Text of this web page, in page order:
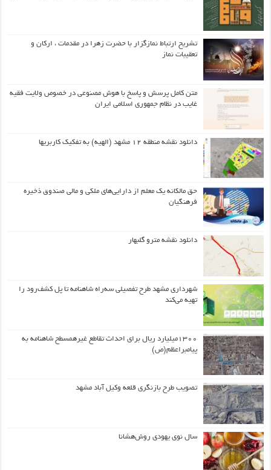
تشریح ارتباط نمازگزار با حضرت زهرا در مقدمات ، ارکان و
تعقیبات نماز
متن کامل پرسش و پاسخ با هوش مصنوعی در خصوص ولایت فقیه
غایب در نظام جمهوری اسلامی ایران
دانلود نقشه منطقه ۱۲ مشهد (الهیه) به تفکیک کاربریها
حق مالکانه یک معلم از دارایی‌های ملکی و مالی صندوق ذخیره
فرهنگیان
دانلود نقشه مترو گلبهار
شهرداری مشهد طرح تفصیلی سه‌راه شاهنامه تا پل کشف‌رود را
تهیه می‌کند
۱۳۰۰میلیارد ریال برای احداث تقاطع غیرهمسطح شاهنامه به
پیامبراعظم(ص)
تصویب طرح بازنگری قلعه وکیل آباد مشهد
سال نوی یهودی روش‌هشانا